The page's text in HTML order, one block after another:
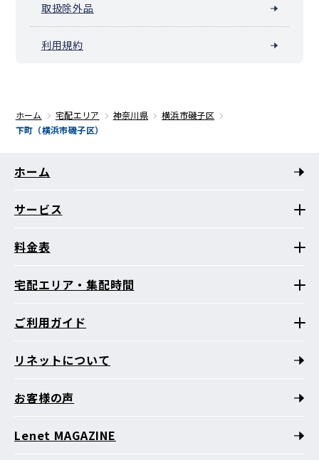
取扱除外品
利用規約
ホーム 宅配エリア 神奈川県
横浜市磯子区
下町（横浜市磯子区）
ホーム
サービス
料金表
宅配エリア・集配時間
ご利用ガイド
リネットについて
お客様の声
Lenet MAGAZINE